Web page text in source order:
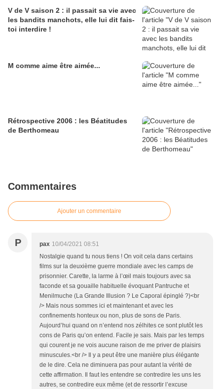
V de V saison 2 : il passait sa vie avec
les bandits manchots, elle lui dit fais-
toi interdire !
M comme aime être aimée...
Rétrospective 2006 : les Béatitudes
de Berthomeau
Commentaires
Ajouter un commentaire
P pax 10/04/2021 08:51
Nostalgie quand tu nous tiens ! On voit cela dans certains
films sur la deuxième guerre mondiale avec les camps de
prisonnier. Carette, la larme à l’œil mais toujours avec sa
faconde et sa gouaille habituelle évoquant Pantruche et
Menilmuche (La Grande Illusion ? Le Caporal épinglé ?)<br
/> Mais nous sommes ici et maintenant et avec les
confinements honteux ou non, plus de sons de Paris.
Aujourd’hui quand on n’entend nos zélhites ce sont plutôt les
cons de Paris qu’on entend. Facile je sais. Mais par les temps
qui courent je ne vois aucune raison de me priver de plaisirs
minuscules.<br /> Il y a peut être une manière plus élégante
de le dire. Cela ne diminuera pas pour autant la vérité de
cette affirmation. Il faut les entendre se contredire les uns les
autres, se contredire eux même (et de ressortir l’excuse